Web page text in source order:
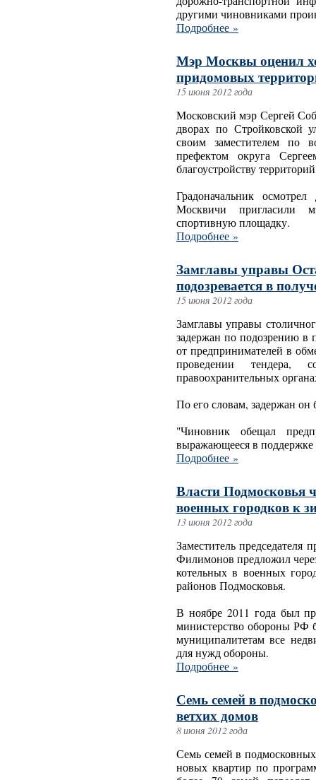
другими чиновниками
Подробнее »
Мэр Москвы оценил
придомовых
15 июня 2012 года
Московский мэр Сергей
дворах по Стройковской
своим заместителем
префектом округа
благоустройству
Градоначальник
Москвичи пригласили
спортивную площадку.
Подробнее »
Замглавы управы
подозревается в
15 июня 2012 года
Замглавы управы
задержан по подозрению в
от предпринимателей в
проведении
правоохранительных
По его словам, задержан
"Чиновник обещал
выражающееся в поддержке
Подробнее »
Власти Подмосковья
военных городков к
13 июня 2012 года
Заместитель председателя
Филимонов предложил
котельных в военных
районов Подмосковья.
В ноябре 2011 года был
министерство обороны РФ
муниципалитетам все
для нужд обороны.
Подробнее »
Семь семей в
ветхих домов
8 июня 2012 года
Семь семей в
новых квартир по